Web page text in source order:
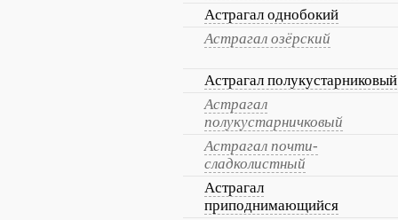
Астрагал однобокий
Астрагал озёрский
Астрагал полукустарниковый
Астрагал
полукустарничковый
Астрагал почти-
сладколистный
Астрагал
приподнимающийся